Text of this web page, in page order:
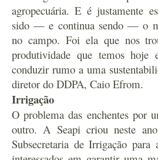
agropecuária. E é justamente
sido — e continua sendo — o
no campo. Foi ela que nos
produtividade que temos
conduzir rumo a uma
diretor do DDPA, Caio Efrom.
Irrigação
O problema das enchentes por
outro. A Seapi criou neste
Subsecretaria de Irrigação para